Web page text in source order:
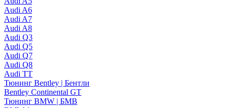
Audi A6
Audi A7
Audi A8
Audi Q3
Audi Q5
Audi Q7
Audi Q8
Audi TT
Тюнинг Bentley | Бентли
Bentley Continental GT
Тюнинг BMW | БМВ